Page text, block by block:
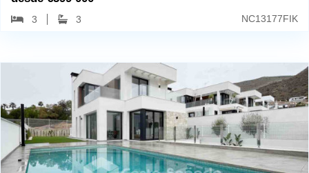
3 3 NC13177FIK